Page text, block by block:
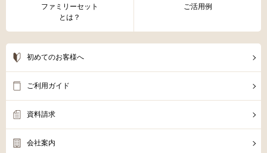
ファミリーセット
とは？
ご活用例
初めてのお客様へ
ご利用ガイド
資料請求
会社案内